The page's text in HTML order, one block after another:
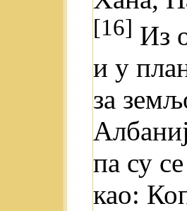
[16] Из
и у
за
па су
као: